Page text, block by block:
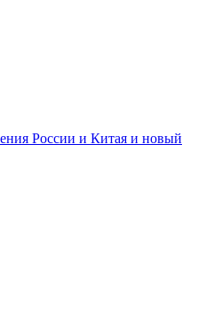
России и Китая и новый